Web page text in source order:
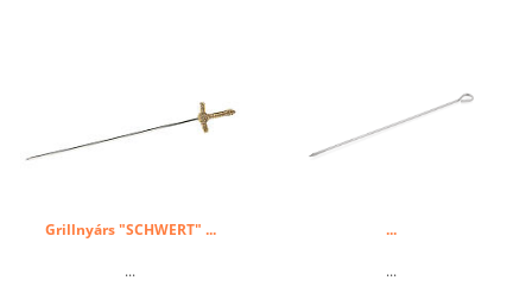
Grillnyárs "SCHWERT" ...
...
...
...